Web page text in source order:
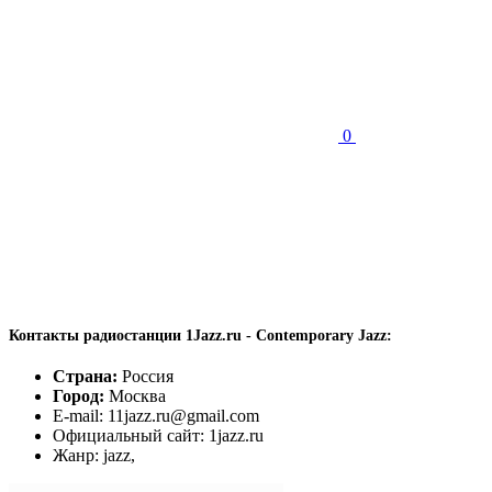
0
Контакты радиостанции 1Jazz.ru - Contemporary Jazz:
Страна: Россия
Город: Москва
E-mail: 11jazz.ru@gmail.com
Официальный сайт: 1jazz.ru
Жанр: jazz,